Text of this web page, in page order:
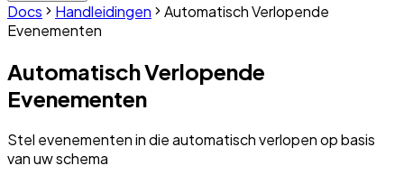
Docs Handleidingen
Automatisch Verlopende
Evenementen
Automatisch Verlopende
Evenementen
Stel evenementen in die automatisch verlopen op basis
van uw schema